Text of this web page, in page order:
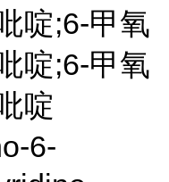
啶;6-甲氧
啶;6-甲氧
啶
6-